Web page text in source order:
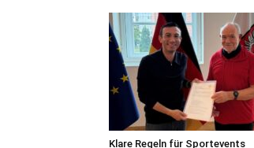
Klare Regeln für Sportevents